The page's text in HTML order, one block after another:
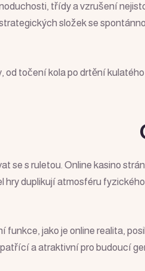
třídy a vzrušení
složek se
točení kola po drtění
se s ruletou. Online kasino
hry duplikují atmosféru
funkce, jako je online realita,
patřící a atraktivní pro budoucí